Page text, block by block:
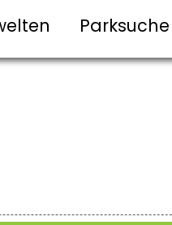
Parksuche